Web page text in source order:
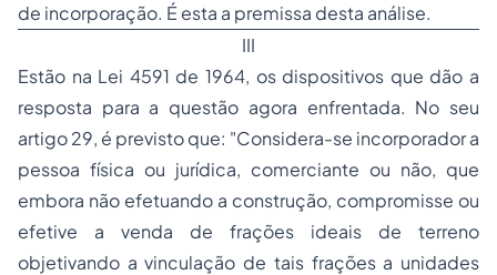
de incorporação. É esta a premissa desta análise.
III
Estão na Lei 4591 de 1964, os dispositivos que dão a
resposta para a questão agora enfrentada. No seu
artigo 29, é previsto que: "Considera-se incorporador a
pessoa física ou jurídica, comerciante ou não, que
embora não efetuando a construção, compromisse ou
efetive a venda de frações ideais de terreno
objetivando a vinculação de tais frações a unidades